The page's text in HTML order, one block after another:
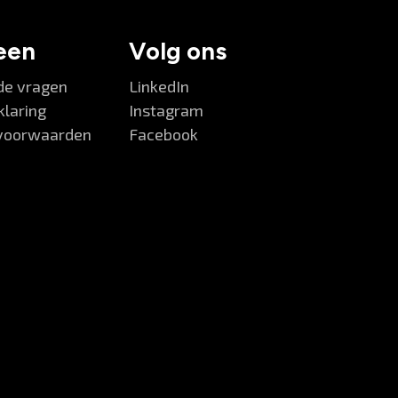
vragen
Volg ons
LinkedIn
Instagram
Facebook